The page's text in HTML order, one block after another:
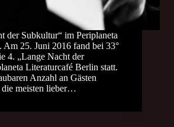
der Subkultur“ im Periplaneta
25. Juni 2016 fand bei 33°
4. „Lange Nacht der
Literaturcafé Berlin statt.
Anzahl an Gästen
meisten lieber…